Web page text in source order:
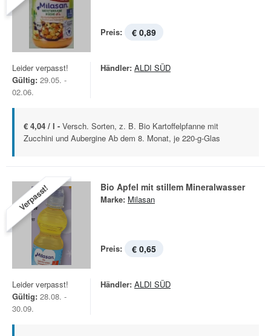
Preis: € 0,89
Leider verpasst!
Gültig: 29.05. -
02.06.
Händler: ALDI SÜD
€ 4,04 / l - Versch. Sorten, z. B. Bio Kartoffelpfanne mit
Zucchini und Aubergine Ab dem 8. Monat, je 220-g-Glas
Verpasst! Bio Apfel mit stillem Mineralwasser
Marke: Milasan
Preis: € 0,65
Leider verpasst!
Gültig: 28.08. -
30.09.
Händler: ALDI SÜD